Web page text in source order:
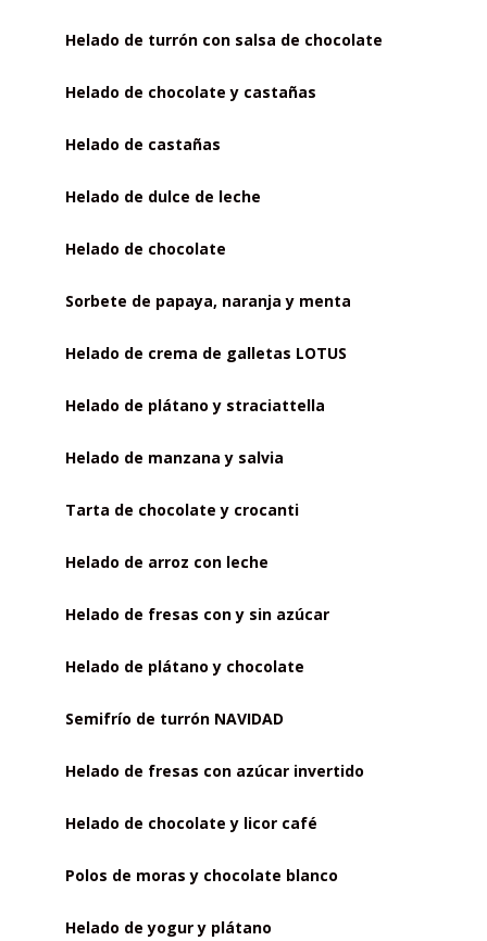
Helado de turrón con salsa de chocolate
Helado de chocolate y castañas
Helado de castañas
Helado de dulce de leche
Helado de chocolate
Sorbete de papaya, naranja y menta
Helado de crema de galletas LOTUS
Helado de plátano y straciattella
Helado de manzana y salvia
Tarta de chocolate y crocanti
Helado de arroz con leche
Helado de fresas con y sin azúcar
Helado de plátano y chocolate
Semifrío de turrón NAVIDAD
Helado de fresas con azúcar invertido
Helado de chocolate y licor café
Polos de moras y chocolate blanco
Helado de yogur y plátano